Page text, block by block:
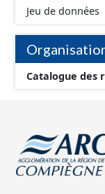
Jeu de données
Catalogue des